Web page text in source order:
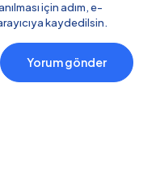
için adım, e-
kaydedilsin.